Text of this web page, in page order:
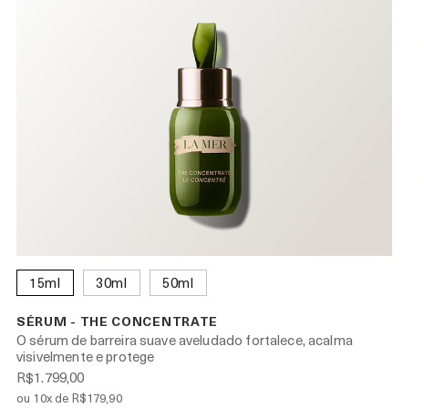
15ml 30ml 50ml
SÉRUM - THE CONCENTRATE
O sérum de barreira suave aveludado fortalece, acalma
visivelmente e protege
R$1.799,00
ou 10x de R$179,90